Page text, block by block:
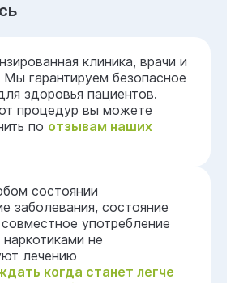
клиника, врачи и
Мы гарантируем безопасное
здоровья пациентов.
процедур вы можете
по отзывам наших
состоянии
заболевания, состояние
употребление
не
лечению
когда станет легче